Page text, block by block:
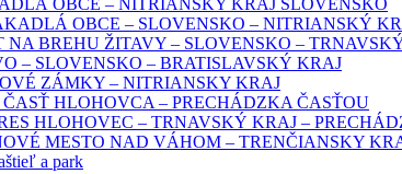
OBCE – NITRIANSKY KRAJ SLOVENSKO
OBCE – SLOVENSKO – NITRIANSKÝ
BREHU ŽITAVY – SLOVENSKO –
– SLOVENSKO – BRATISLAVSKÝ KRAJ
ZÁMKY – NITRIANSKY KRAJ
HLOHOVCA – PRECHÁDZKA ČASŤOU
HLOHOVEC – TRNAVSKÝ KRAJ –
MESTO NAD VÁHOM – TRENČIANSKY
a park